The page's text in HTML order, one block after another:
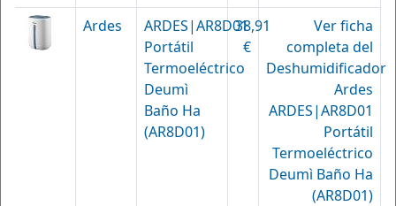
Ardes
ARDES|AR8D01
Portátil
Termoeléctrico
Deumì
Baño Ha
(AR8D01)
38,91
€
Ver ficha
completa del
Deshumidificador
Ardes
ARDES|AR8D01
Portátil
Termoeléctrico
Deumì Baño Ha
(AR8D01)